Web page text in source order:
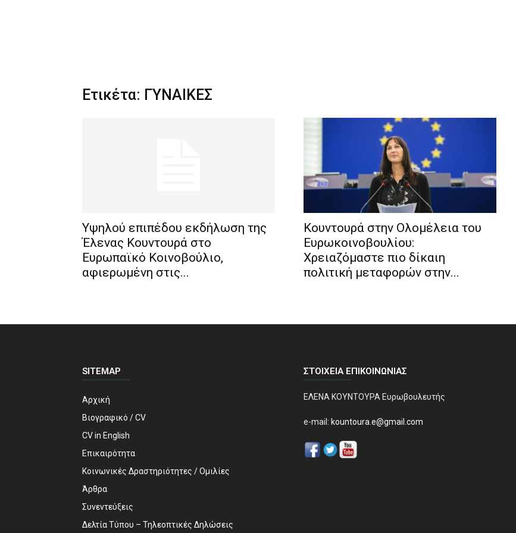
Ετικέτα: ΓΥΝΑΙΚΕΣ
Υψηλού επιπέδου εκδήλωση της
Έλενας Κουντουρά στο
Ευρωπαϊκό Κοινοβούλιο,
αφιερωμένη στις...
Κουντουρά στην Ολομέλεια του
Ευρωκοινοβουλίου:
Χρειαζόμαστε πιο δίκαιη
πολιτική μεταφορών στην...
SITEMAP
Αρχική
Βιογραφικό / CV
CV in English
Επικαιρότητα
Κοινωνικές Δραστηριότητες / Ομιλίες
Άρθρα
Συνεντεύξεις
Δελτία Τύπου – Τηλεοπτικές Δηλώσεις
ΣΤΟΙΧΕΊΑ ΕΠΙΚΟΙΝΩΝΊΑΣ
ΕΛΕΝΑ ΚΟΥΝΤΟΥΡΑ Ευρωβουλευτής
e-mail: kountoura.e@gmail.com